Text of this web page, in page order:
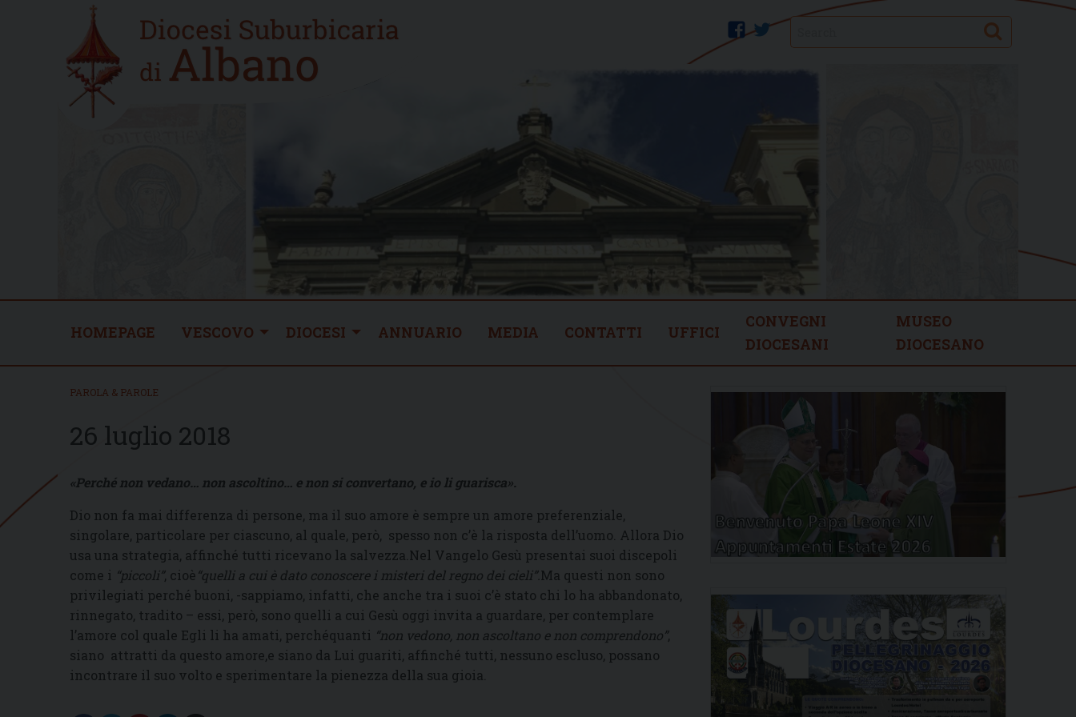
Home
new
twitter
facebook Search
HOMEPAGE VESCOVO DIOCESI ANNUARIO MEDIA CONTATTI UFFICI
CONVEGNI
DIOCESANI
MUSEO
DIOCESANO
PAROLA & PAROLE
26 luglio 2018
«Perché non vedano… non ascoltino… e non si convertano, e io li guarisca».
Dio non fa mai differenza di persone, ma il suo amore è sempre un amore preferenziale,
singolare, particolare per ciascuno, al quale, però, spesso non c’è la risposta dell’uomo. Allora Dio
usa una strategia, affinché tutti ricevano la salvezza.Nel Vangelo Gesù presentai suoi discepoli
come i “piccoli”, cioè“quelli a cui è dato conoscere i misteri del regno dei cieli”.Ma questi non sono
privilegiati perché buoni, -sappiamo, infatti, che anche tra i suoi c’è stato chi lo ha abbandonato,
rinnegato, tradito – essi, però, sono quelli a cui Gesù oggi invita a guardare, per contemplare
l’amore col quale Egli li ha amati, perchéquanti “non vedono, non ascoltano e non comprendono”,
siano attratti da questo amore,e siano da Lui guariti, affinché tutti, nessuno escluso, possano
incontrare il suo volto e sperimentare la pienezza della sua gioia.